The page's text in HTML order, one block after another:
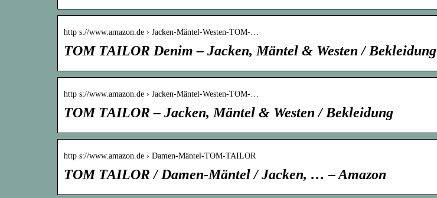
http s://www.amazon.de › Jacken-Mäntel-Westen-TOM-…
TOM TAILOR Denim – Jacken, Mäntel & Westen / Bekleidung
http s://www.amazon.de › Jacken-Mäntel-Westen-TOM-…
TOM TAILOR – Jacken, Mäntel & Westen / Bekleidung
http s://www.amazon.de › Damen-Mäntel-TOM-TAILOR
TOM TAILOR / Damen-Mäntel / Jacken, … – Amazon